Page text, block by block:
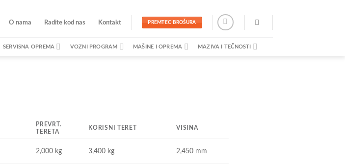
O nama Radite kod nas Kontakt PREMTEC BROŠURA
SERVISNA OPREMA VOZNI PROGRAM MAŠINE I OPREMA MAZIVA I TEČNOSTI
PREVRT.
TERETA
KORISNI TERET VISINA
2,000 kg 3,400 kg 2,450 mm